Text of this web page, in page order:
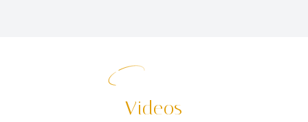
Videos